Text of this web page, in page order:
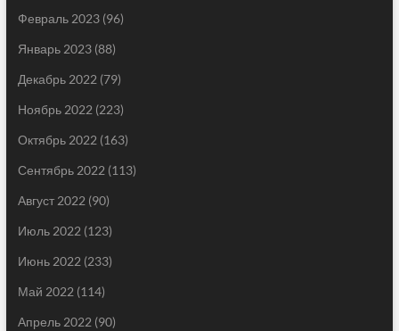
Февраль 2023(96)
Январь 2023(88)
Декабрь 2022 (79)
Ноябрь 2022 (223)
Октябрь 2022 (163)
Сентябрь 2022 (113)
Август 2022 (90)
Июль 2022 (123)
Июнь 2022 (233)
Май 2022 (114)
Апрель 2022 (90)